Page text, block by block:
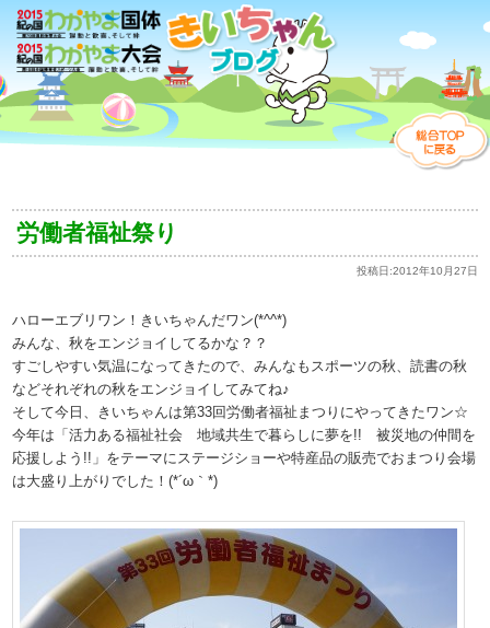
労働者福祉祭り
投稿日:2012年10月27日
ハローエブリワン！きいちゃんだワン(*^^*)
みんな、秋をエンジョイしてるかな？？
すごしやすい気温になってきたので、みんなもスポーツの秋、読書の秋
などそれぞれの秋をエンジョイしてみてね♪
そして今日、きいちゃんは第33回労働者福祉まつりにやってきたワン☆
今年は「活力ある福祉社会 地域共生で暮らしに夢を!! 被災地の仲間を
応援しよう!!」をテーマにステージショーや特産品の販売でおまつり会場
は大盛り上がりでした！(*´ω｀*)